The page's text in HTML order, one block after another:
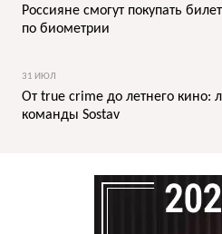
Россияне смогут покупать
по биометрии
31 ИЮЛ
От true crime до летнего кино:
команды Sostav